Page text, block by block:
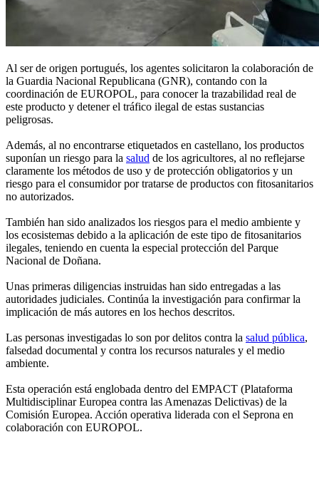
Al ser de origen portugués, los agentes solicitaron la colaboración de
la Guardia Nacional Republicana (GNR), contando con la
coordinación de EUROPOL, para conocer la trazabilidad real de
este producto y detener el tráfico ilegal de estas sustancias
peligrosas.
Además, al no encontrarse etiquetados en castellano, los productos
suponían un riesgo para la salud de los agricultores, al no reflejarse
claramente los métodos de uso y de protección obligatorios y un
riesgo para el consumidor por tratarse de productos con fitosanitarios
no autorizados.
También han sido analizados los riesgos para el medio ambiente y
los ecosistemas debido a la aplicación de este tipo de fitosanitarios
ilegales, teniendo en cuenta la especial protección del Parque
Nacional de Doñana.
Unas primeras diligencias instruidas han sido entregadas a las
autoridades judiciales. Continúa la investigación para confirmar la
implicación de más autores en los hechos descritos.
Las personas investigadas lo son por delitos contra la salud pública,
falsedad documental y contra los recursos naturales y el medio
ambiente.
Esta operación está englobada dentro del EMPACT (Plataforma
Multidisciplinar Europea contra las Amenazas Delictivas) de la
Comisión Europea. Acción operativa liderada con el Seprona en
colaboración con EUROPOL.